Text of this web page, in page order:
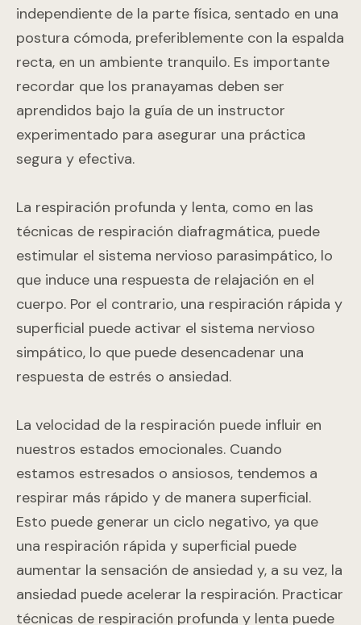
independiente de la parte física, sentado en una
postura cómoda, preferiblemente con la espalda
recta, en un ambiente tranquilo. Es importante
recordar que los pranayamas deben ser
aprendidos bajo la guía de un instructor
experimentado para asegurar una práctica
segura y efectiva.
La respiración profunda y lenta, como en las
técnicas de respiración diafragmática, puede
estimular el sistema nervioso parasimpático, lo
que induce una respuesta de relajación en el
cuerpo. Por el contrario, una respiración rápida y
superficial puede activar el sistema nervioso
simpático, lo que puede desencadenar una
respuesta de estrés o ansiedad.
La velocidad de la respiración puede influir en
nuestros estados emocionales. Cuando
estamos estresados o ansiosos, tendemos a
respirar más rápido y de manera superficial.
Esto puede generar un ciclo negativo, ya que
una respiración rápida y superficial puede
aumentar la sensación de ansiedad y, a su vez, la
ansiedad puede acelerar la respiración. Practicar
técnicas de respiración profunda y lenta puede